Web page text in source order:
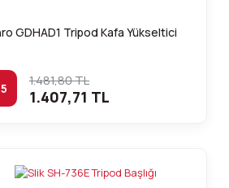
GDHAD1 Tripod Kafa Yükseltici
1.481,80 TL
1.407,71 TL